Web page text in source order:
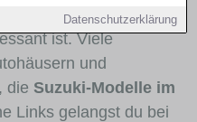
Datenschutzerklärung
und für welche
ist. Viele
und
die Suzuki-Modelle im
Links gelangst du bei